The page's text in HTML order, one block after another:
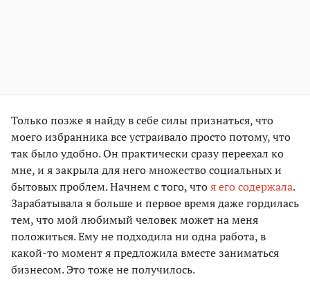
Только позже я найду в себе силы признаться, что
моего избранника все устраивало просто потому, что
так было удобно. Он практически сразу переехал ко
мне, и я закрыла для него множество социальных и
бытовых проблем. Начнем с того, чтоя его содержала.
Зарабатывала я больше и первое время даже гордилась
тем, что мой любимый человек может на меня
положиться. Ему не подходила ни одна работа, в
какой-то момент я предложила вместе заниматься
бизнесом. Это тоже не получилось.